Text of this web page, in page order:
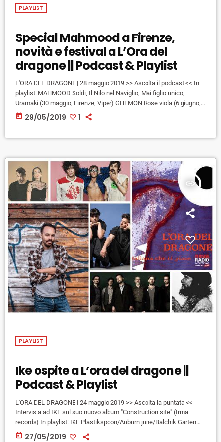
PLAYLIST
Special Mahmood a Firenze,
novità e festival a L’Ora del
dragone || Podcast & Playlist
L'ORA DEL DRAGONE | 28 maggio 2019 >> Ascolta il podcast << In
playlist: MAHMOOD Soldi, Il Nilo nel Naviglio, Mai figlio unico,
Uramaki (30 maggio, Firenze, Viper) GHEMON Rose viola (6 giugno,
Firenze, Tuscany Hall) ACHILLE LAURO Rolls Royce (3 ottobre,
Firenze, Tuscany Hall) FRANCESCO GABBANI E' un'altra cosa (3
today 29/05/2019 1
insert_link
PLAYLIST
Ike ospite a L’ora del dragone ||
Podcast & Playlist
L'ORA DEL DRAGONE | 24 maggio 2019 >> Ascolta la puntata <<
Intervista ad IKE sul suo nuovo album "Construction site" (Irma
records) In playlist: IKE Plastikspoon/Auburn june/Balchik Garten
MASSIMO DI CATALDO Non ti accorgi ALIA La teoria del colore THE
today 27/05/2019